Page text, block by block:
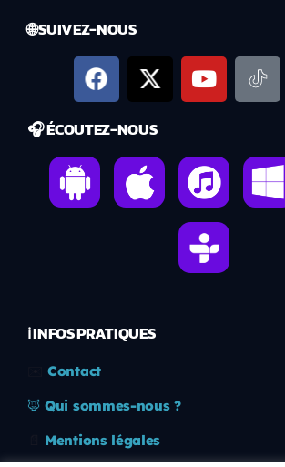
🌐 SUIVEZ-NOUS
🎧 ÉCOUTEZ-NOUS
ℹ️ INFOS PRATIQUES
Contact
🦊 Qui sommes-nous ?
Mentions légales